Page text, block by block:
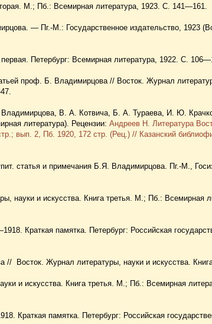
М.; Пб.: Всемирная литература, 1923. С. 141—161.
— Пг.-М.: Государственное издательство, 1923
Петербург: Всемирная литература, 1922. С.
проф. Б. Владимирцова // Восток. Журнал
В. А. Котвича, Б. А. Тураева, И. Ю.
литература). Рецензии: Андреев Н. Литература
вып. 2, Пб. 1920, 172 стр. (Рец.) // Казанский
статья и примечания Б.Я. Владимирцова. Пг.-М.,
науки и искусства. Книга третья. М.; Пб.: Всемирная
Краткая памятка. Петербург: Российская
Восток. Журнал литературы, науки и искусства.
и искусства. Книга третья. М.; Пб.: Всемирная
Краткая памятка. Петербург: Российская